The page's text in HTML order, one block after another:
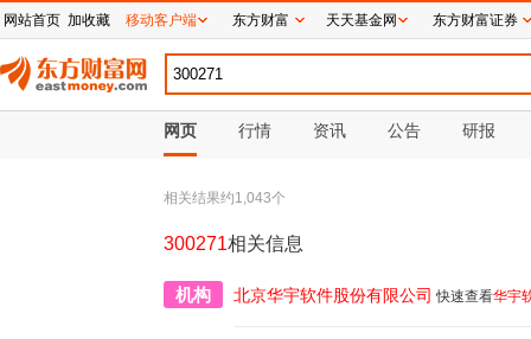
网页 行情 资讯 公告 研报
相关结果约1,043个
300271相关信息
机构 北京华宇软件股份有限公司 快速查看华宇
网站首页 加收藏 移动客户端 东方财富 天天基金网 东方财富证券